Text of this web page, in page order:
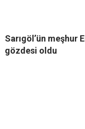
Sarıgöl’ün
gözdesi oldu